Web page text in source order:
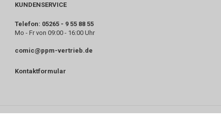
KUNDENSERVICE
Telefon: 05265 - 9 55 88 55
Mo - Fr von 09:00 - 16:00 Uhr
comic@ppm-vertrieb.de
Kontaktformular